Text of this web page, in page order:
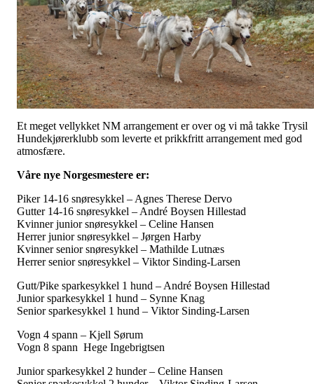
Et meget vellykket NM arrangement er over og vi må takke Trysil
Hundekjørerklubb som leverte et prikkfritt arrangement med god
atmosfære.
Våre nye Norgesmestere er:
Piker 14-16 snøresykkel – Agnes Therese Dervo
Gutter 14-16 snøresykkel – André Boysen Hillestad
Kvinner junior snøresykkel – Celine Hansen
Herrer junior snøresykkel – Jørgen Harby
Kvinner senior snøresykkel – Mathilde Lutnæs
Herrer senior snøresykkel – Viktor Sinding-Larsen
Gutt/Pike sparkesykkel 1 hund – André Boysen Hillestad
Junior sparkesykkel 1 hund – Synne Knag
Senior sparkesykkel 1 hund – Viktor Sinding-Larsen
Vogn 4 spann – Kjell Sørum
Vogn 8 spann Hege Ingebrigtsen
Junior sparkesykkel 2 hunder – Celine Hansen